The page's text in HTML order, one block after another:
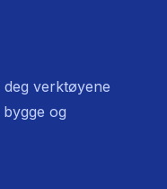
deg verktøyene
og